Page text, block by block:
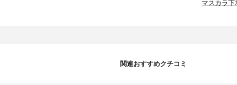
マスカラ
関連おすすめクチコミ